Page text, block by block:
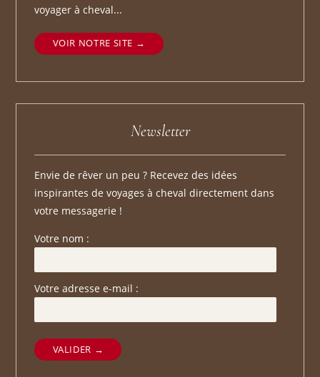
voyager à cheval...
VOIR NOTRE SITE
Newsletter
Envie de rêver un peu ? Recevez des idées
inspirantes de voyages à cheval directement dans
votre messagerie !
Votre nom :
Votre adresse e-mail :
VALIDER →